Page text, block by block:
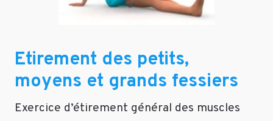
Etirement des petits,
moyens et grands fessiers
Exercice d’étirement général des muscles